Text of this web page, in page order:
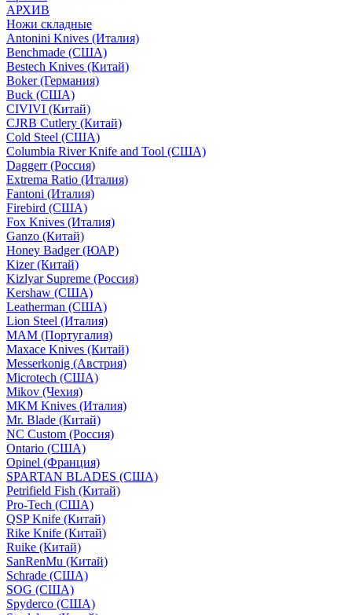
АРХИВ
Ножи складные
Antonini Knives (Италия)
Benchmade (США)
Bestech Knives (Китай)
Boker (Германия)
Buck (США)
CIVIVI (Китай)
CJRB Cutlery (Китай)
Cold Steel (США)
Columbia River Knife and Tool (США)
Daggerr (Россия)
Extrema Ratio (Италия)
Fantoni (Италия)
Firebird (США)
Fox Knives (Италия)
Ganzo (Китай)
Honey Badger (ЮАР)
Kizer (Китай)
Kizlyar Supreme (Россия)
Kershaw (США)
Leatherman (США)
Lion Steel (Италия)
MAM (Португалия)
Maxace Knives (Китай)
Messerkonig (Австрия)
Microtech (США)
Mikov (Чехия)
MKM Knives (Италия)
Mr. Blade (Китай)
NC Custom (Россия)
Ontario (США)
Opinel (Франция)
SPARTAN BLADES (США)
Petrifield Fish (Китай)
Pro-Tech (США)
QSP Knife (Китай)
Rike Knife (Китай)
Ruike (Китай)
SanRenMu (Китай)
Schrade (США)
SOG (США)
Spyderco (США)